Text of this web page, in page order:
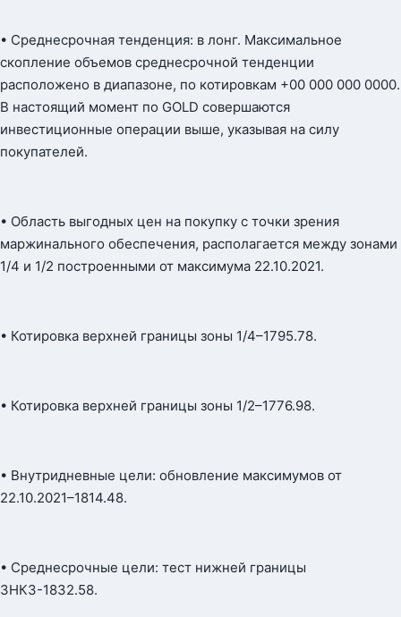
• Среднесрочная тенденция: в лонг. Максимальное
скопление объемов среднесрочной тенденции
расположено в диапазоне, по котировкам +00 000 000 0000.
В настоящий момент по GOLD совершаются
инвестиционные операции выше, указывая на силу
покупателей.
• Область выгодных цен на покупку с точки зрения
маржинального обеспечения, располагается между зонами
1/4 и 1/2 построенными от максимума 22.10.2021.
• Котировка верхней границы зоны 1/4–1795.78.
• Котировка верхней границы зоны 1/2–1776.98.
• Внутридневные цели: обновление максимумов от
22.10.2021–1814.48.
• Среднесрочные цели: тест нижней границы
ЗНКЗ-1832.58.